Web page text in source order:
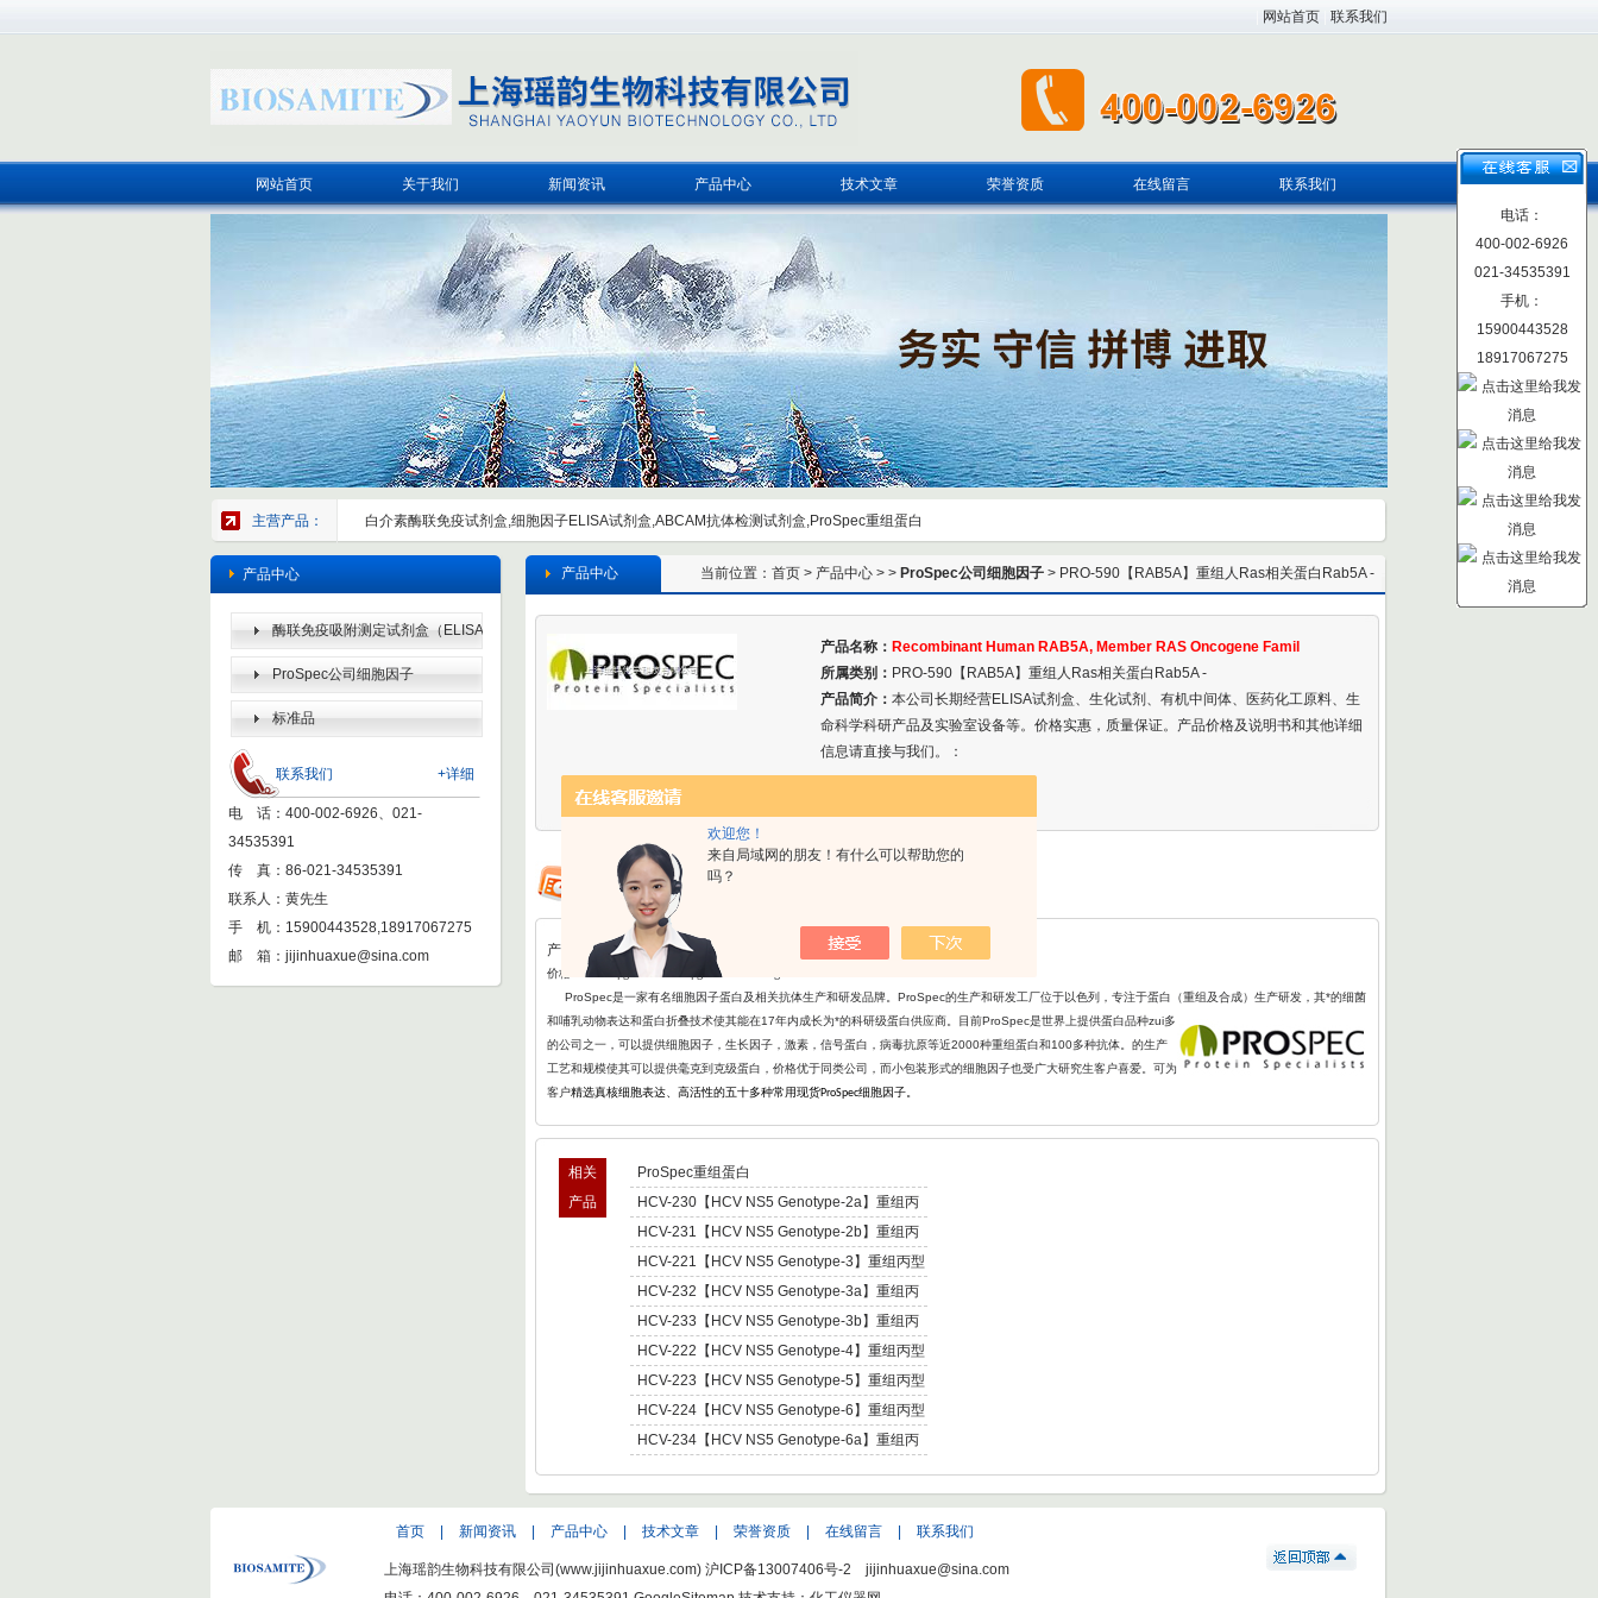
欢迎您！
来自局域网的朋友！有什么可以帮助您的
吗？
网站首页 联系我们
网站首页 关于我们 新闻资讯 产品中心 技术文章 荣誉资质 在线留言 联系我们
主营产品： 白介素酶联免疫试剂盒,细胞因子ELISA试剂盒,ABCAM抗体检测试剂盒,ProSpec重组蛋白
产品中心
酶联免疫吸附测定试剂盒（ELISA
KIT） ProSpec公司细胞因子
标准品
+详细
联系我们
电 话：400-002-6926、021-
34535391
传 真：86-021-34535391
联系人：黄先生
手 机：15900443528,18917067275
邮 箱： jijinhuaxue@sina.com
当前位置： 首页 > 产品中心 > > ProSpec公司细胞因子 > PRO-590【RAB5A】重组人Ras相关蛋白Rab5A -
产品中心
产品名称： Recombinant Human RAB5A, Member RAS Oncogene Famil
所属类别： PRO-590【RAB5A】重组人Ras相关蛋白Rab5A -
产品简介： 本公司长期经营ELISA试剂盒、生化试剂、有机中间体、医药化工原料、生
命科学科研产品及实验室设备等。价格实惠，质量保证。产品价格及说明书和其他详细
信息请直接与我们。：
产品详情
价格: ￥800/5μg ￥2080/20μg ￥57600/1mg
ProSpec是一家有名细胞因子蛋白及相关抗体生产和研发品牌。ProSpec的生产和研发工厂位于以色列，专注于蛋白（重组及合成）生产研发，其*的细菌
和哺乳动物表达和蛋白折叠技术使其能在17年内成长为*的科研级蛋白供应商。目前ProSpec是世界上提供蛋白品种zui多
的公司之一，可以提供细胞因子，生长因子，激素，信号蛋白，病毒抗原等近2000种重组蛋白和100多种抗体。的生产
工艺和规模使其可以提供毫克到克级蛋白，价格优于同类公司，而小包装形式的细胞因子也受广大研究生客户喜爱。可为
客户精选真核细胞表达、高活性的五十多种常用现货ProSpec细胞因子。
相关
产品
ProSpec重组蛋白
HCV-230【HCV NS5 Genotype-2a】重组丙
型肝炎病毒NS5,基因型2a -Recombinant
Hepatitis C Virus NS5 enotype-2a
HCV-231【HCV NS5 Genotype-2b】重组丙
型肝炎病毒NS5,基因型2b -Recombinant
Hepatitis C Virus NS5 enotype-2b
HCV-221【HCV NS5 Genotype-3】重组丙型
肝炎病毒NS5,基因型3 -Recombinant Hepatitis
C Virus NS5 enotype-3
HCV-232【HCV NS5 Genotype-3a】重组丙
型肝炎病毒NS5,基因型3a -Recombinant
Hepatitis C Virus NS5 enotype-3a
HCV-233【HCV NS5 Genotype-3b】重组丙
型肝炎病毒NS5,基因型3b -Recombinant
Hepatitis C Virus NS5 enotype-3b
HCV-222【HCV NS5 Genotype-4】重组丙型
肝炎病毒NS5,基因型4 -Recombinant Hepatitis
C Virus NS5 enotype-4
HCV-223【HCV NS5 Genotype-5】重组丙型
肝炎病毒NS5,基因型5 -Recombinant Hepatitis
C Virus NS5 enotype-5
HCV-224【HCV NS5 Genotype-6】重组丙型
肝炎病毒NS5,基因型6 -Recombinant Hepatitis
HCV-234【HCV NS5 Genotype-6a】重组丙
Hepatitis C Virus NS5 enotype-6a
首页 新闻资讯 产品中心 技术文章 荣誉资质 在线留言 联系我们
上海瑶韵生物科技有限公司(www.jijinhuaxue.com) 沪ICP备13007406号-2
jijinhuaxue@sina.com
电话：
400-002-6926
021-34535391
手机：
15900443528
18917067275